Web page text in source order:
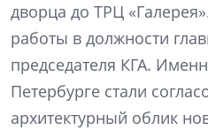
дворца до ТРЦ
работы в должности
председателя КГА.
Петербурге стали
архитектурный облик